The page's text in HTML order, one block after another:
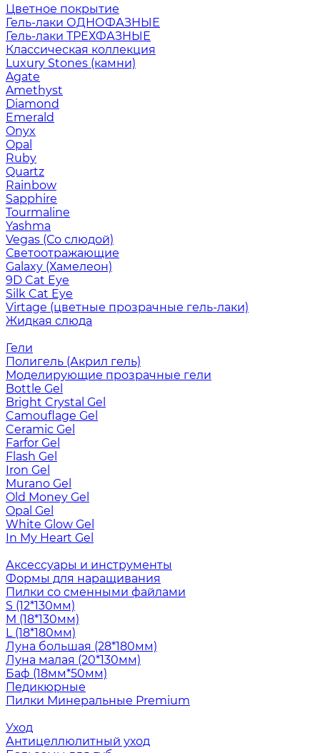
Цветное покрытие
Гель-лаки ОДНОФАЗНЫЕ
Гель-лаки ТРЕХФАЗНЫЕ
Классическая коллекция
Luxury Stones (камни)
Agate
Amethyst
Diamond
Emerald
Onyx
Opal
Ruby
Quartz
Rainbow
Sapphire
Tourmaline
Yashma
Vegas (Со слюдой)
Светоотражающие
Galaxy (Хамелеон)
9D Cat Eye
Silk Cat Eye
Virtage (цветные прозрачные гель-лаки)
Жидкая слюда
Гели
Полигель (Акрил гель)
Моделирующие прозрачные гели
Bottle Gel
Bright Crystal Gel
Camouflage Gel
Ceramic Gel
Farfor Gel
Flash Gel
Iron Gel
Murano Gel
Old Money Gel
Opal Gel
White Glow Gel
In My Heart Gel
Аксессуары и инструменты
Формы для наращивания
Пилки со сменными файлами
S (12*130мм)
M (18*130мм)
L (18*180мм)
Луна большая (28*180мм)
Луна малая (20*130мм)
Баф (18мм*50мм)
Педикюрные
Пилки Минеральные Premium
Уход
Антицеллюлитный уход